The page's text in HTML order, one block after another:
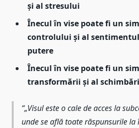
și al stresului
Înecul în vise poate fi un
controlului și al
putere
Înecul în vise poate fi un
transformării și al
„Visul este o cale de acces la
unde se află toate răspunsurile